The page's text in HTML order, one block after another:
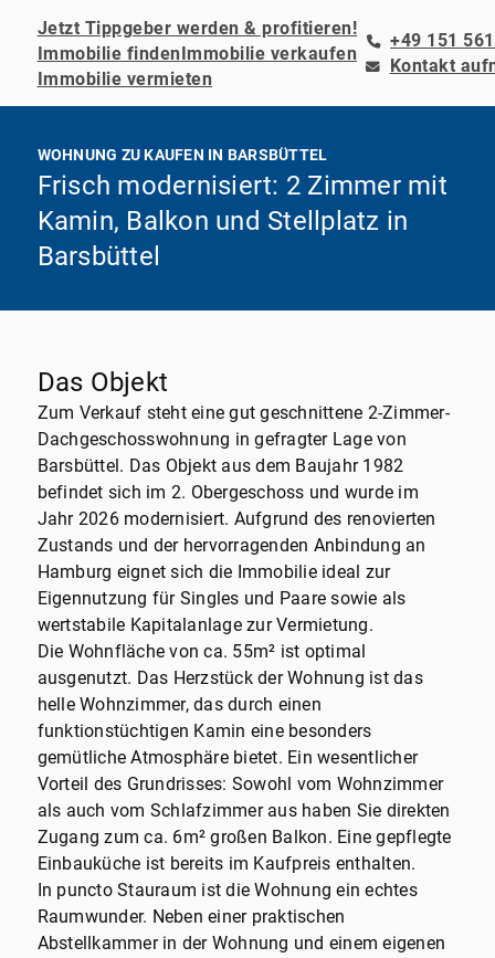
Jetzt Tippgeber werden & profitieren!
Immobilie findenImmobilie verkaufen
Immobilie vermieten
+49 151
Kontakt
WOHNUNG ZU KAUFEN IN BARSBÜTTEL
Frisch modernisiert: 2 Zimmer mit
Kamin, Balkon und Stellplatz in
Barsbüttel
Das Objekt
Zum Verkauf steht eine gut geschnittene 2-Zimmer-
Dachgeschosswohnung in gefragter Lage von
Barsbüttel. Das Objekt aus dem Baujahr 1982
befindet sich im 2. Obergeschoss und wurde im
Jahr 2026 modernisiert. Aufgrund des renovierten
Zustands und der hervorragenden Anbindung an
Hamburg eignet sich die Immobilie ideal zur
Eigennutzung für Singles und Paare sowie als
wertstabile Kapitalanlage zur Vermietung.
Die Wohnfläche von ca. 55m² ist optimal
ausgenutzt. Das Herzstück der Wohnung ist das
helle Wohnzimmer, das durch einen
funktionstüchtigen Kamin eine besonders
gemütliche Atmosphäre bietet. Ein wesentlicher
Vorteil des Grundrisses: Sowohl vom Wohnzimmer
als auch vom Schlafzimmer aus haben Sie direkten
Zugang zum ca. 6m² großen Balkon. Eine gepflegte
Einbauküche ist bereits im Kaufpreis enthalten.
In puncto Stauraum ist die Wohnung ein echtes
Raumwunder. Neben einer praktischen
Abstellkammer in der Wohnung und einem eigenen